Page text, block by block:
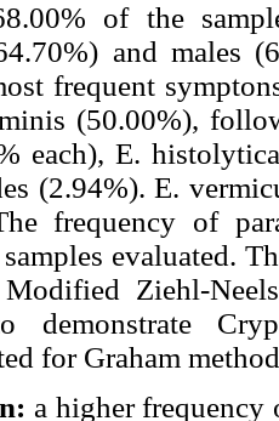
of the
and males
frequent
(50.00%),
each), E.
(2.94%). E.
frequency of
evaluated.
Ziehl-
demonstrate
for Graham
a higher frequency